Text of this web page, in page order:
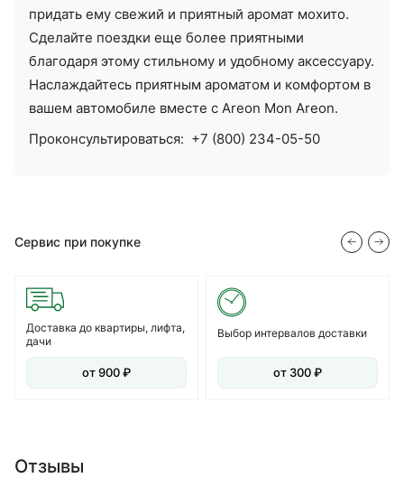
придать ему свежий и приятный аромат мохито.
Сделайте поездки еще более приятными
благодаря этому стильному и удобному аксессуару.
Наслаждайтесь приятным ароматом и комфортом в
вашем автомобиле вместе с Areon Mon Areon.
Проконсультироваться: +7 (800) 234-05-50
Сервис при покупке
Доставка до квартиры, лифта,
дачи
от 900 ₽
Выбор интервалов доставки
от 300 ₽
Отзывы